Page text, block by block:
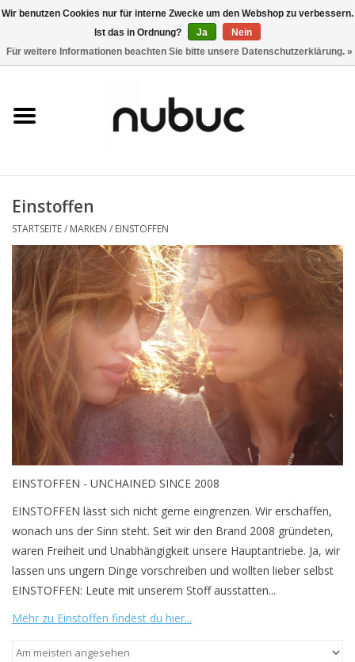
0 Artikel - CHF 0,00
Damen
Accessoires
Home
Stores
Marken
Einstoffen
STARTSEITE/ MARKEN / EINSTOFFEN
EINSTOFFEN - UNCHAINED SINCE 2008
EINSTOFFEN lässt sich nicht gerne eingrenzen. Wir erschaffen,
wonach uns der Sinn steht. Seit wir den Brand 2008 gründeten,
waren Freiheit und Unabhängigkeit unsere Hauptantriebe. Ja, wir
lassen uns ungern Dinge vorschreiben und wollten lieber selbst
EINSTOFFEN: Leute mit unserem Stoff ausstatten...
Mehr zu Einstoffen findest du hier...
Wir benutzen Cookies nur für interne Zwecke um den Webshop zu verbessern.
Ist das in Ordnung?
Ja
Nein
Für weitere Informationen beachten Sie bitte unsere Datenschutzerklärung. »